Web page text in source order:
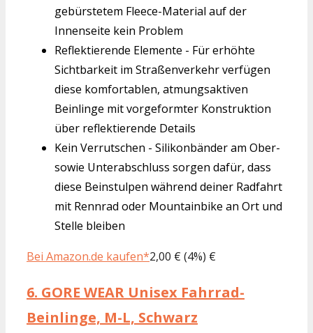
gebürstetem Fleece-Material auf der
Innenseite kein Problem
Reflektierende Elemente - Für erhöhte
Sichtbarkeit im Straßenverkehr verfügen
diese komfortablen, atmungsaktiven
Beinlinge mit vorgeformter Konstruktion
über reflektierende Details
Kein Verrutschen - Silikonbänder am Ober-
sowie Unterabschluss sorgen dafür, dass
diese Beinstulpen während deiner Radfahrt
mit Rennrad oder Mountainbike an Ort und
Stelle bleiben
Bei Amazon.de kaufen*2,00 € (4%) €
6. GORE WEAR Unisex Fahrrad-
Beinlinge, M-L, Schwarz